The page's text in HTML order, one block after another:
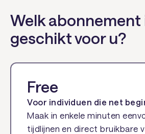
Welk abonnement
geschikt voor u?
Free
Voor individuen die net
Maak in enkele minuten
tijdlijnen en direct bruikbare